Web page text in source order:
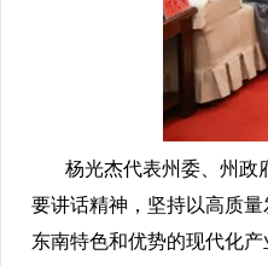
杨光杰代表州委、州政府
要讲话精神，坚持以高质
东南特色和优势的现代化